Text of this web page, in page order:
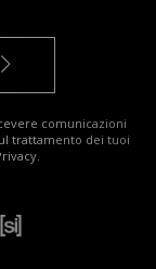
comunicazioni
trattamento dei tuoi
.